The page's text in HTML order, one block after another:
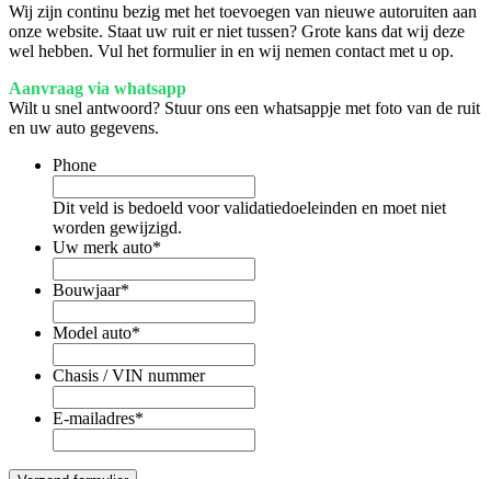
Wij zijn continu bezig met het toevoegen van nieuwe autoruiten aan
onze website. Staat uw ruit er niet tussen? Grote kans dat wij deze
wel hebben. Vul het formulier in en wij nemen contact met u op.
Aanvraag via whatsapp
Wilt u snel antwoord? Stuur ons een whatsappje met foto van de ruit
en uw auto gegevens.
Phone
Dit veld is bedoeld voor validatiedoeleinden en moet niet
worden gewijzigd.
Uw merk auto*
Bouwjaar*
Model auto*
Chasis / VIN nummer
E-mailadres*